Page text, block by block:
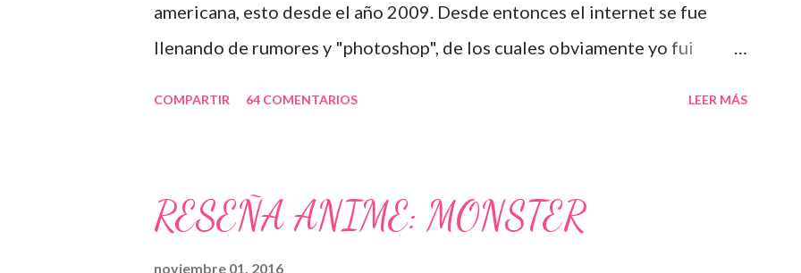
americana, esto desde el año 2009. Desde entonces el internet se fue
llenando de rumores y "photoshop", de los cuales obviamente yo fui
"Me encanta death note, y estamos trabajando en ello justo ahora. Ya
saben, no es algo que será pronto. No es como si con que dijera que la voy
a interpretar, así será. Fue una idea ¿Quien sabe? Tengo una reunión sobre
COMPARTIR 64 COMENTARIOS LEER MÁS
RESEÑA ANIME: MONSTER
noviembre 01, 2016